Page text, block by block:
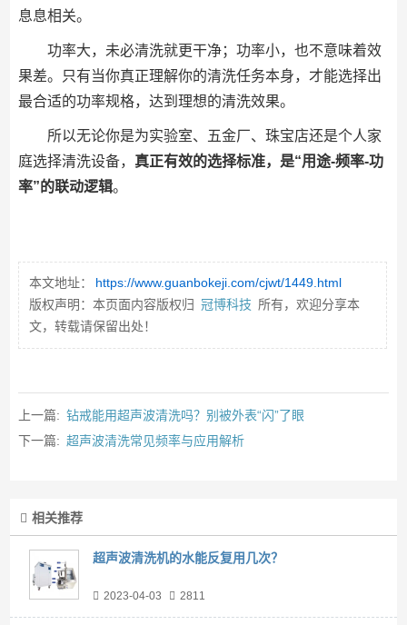
息息相关。
功率大，未必清洗就更干净；功率小，也不意味着效
果差。只有当你真正理解你的清洗任务本身，才能选择出
最合适的功率规格，达到理想的清洗效果。
所以无论你是为实验室、五金厂、珠宝店还是个人家
庭选择清洗设备， 真正有效的选择标准，是“用途-频率-功
率”的联动逻辑。
本文地址：
https://www.guanbokeji.com/cjwt/1449.html
版权声明：本页面内容版权归 冠博科技 所有，欢迎分享本
文，转载请保留出处！
上一篇: 钻戒能用超声波清洗吗？别被外表“闪”了眼
下一篇: 超声波清洗常见频率与应用解析
相关推荐
超声波清洗机的水能反复用几次？
2023-04-03 2811